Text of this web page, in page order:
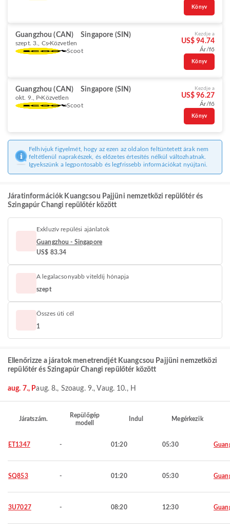
Könyv
Guangzhou (CAN) Singapore (SIN)
szept. 3., Cs Közvetlen
Scoot
Kezdje a
US$ 94.74
Ár/fő
Könyv
Guangzhou (CAN) Singapore (SIN)
okt. 9., P Közvetlen
Scoot
Kezdje a
US$ 96.27
Ár/fő
Könyv
Felhívjuk figyelmét, hogy az ezen az oldalon feltüntetett árak nem
feltétlenül naprakészek, és előzetes értesítés nélkül változhatnak.
Igyekszünk a legpontosabb és legfrissebb információkat nyújtani.
Járatinformációk Kuangcsou Pajjüni nemzetközi repülőtér és
Szingapúr Changi repülőtér között
Exkluzív repülési ajánlatok
Guangzhou - Singapore
US$ 83.34
A legalacsonyabb viteldíj hónapja
szept
Összes úti cél
1
Ellenőrizze a járatok menetrendjét Kuangcsou Pajjüni nemzetközi
repülőtér és Szingapúr Changi repülőtér között
aug. 7., Paug. 8., Szoaug. 9., Vaug. 10., H
Járatszám.
Repülőgép
modell
Indul Megérkezik
ET1347 - 01:20 05:30
SQ853 - 01:20 05:30
3U7027 - 08:20 12:30